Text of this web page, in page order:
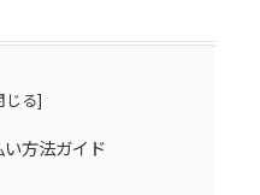
方法ガイド